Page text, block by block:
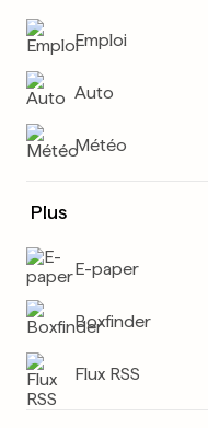
Emploi
Auto
Météo
Plus
E-paper
Boxfinder
Flux RSS